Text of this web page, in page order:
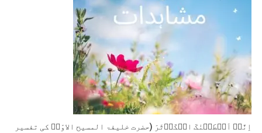
اِنَّاۤ اَعۡطَیۡنٰکَ الۡکَوۡثَرَ (حضرت خلیفۃ المسیح الاوّلؓ کی تفسیر